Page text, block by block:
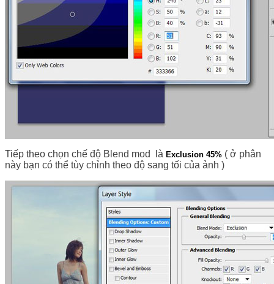
Tiếp theo chọn chế độ Blend mod là Exclusion 45% ( ở phân
này bạn có thể tùy chỉnh theo độ sang tối của ảnh )